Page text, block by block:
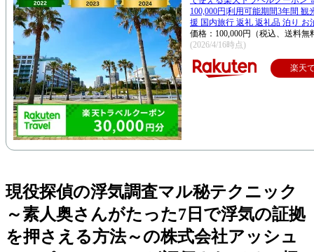
100,000円|利用可能期間3年間 観
援 国内旅行 返礼 返礼品 泊り お
価格：100,000円（税込、送料無
(2026/4/16時点)
楽天
現役探偵の浮気調査マル秘テクニック
～素人奥さんがたった7日で浮気の証拠
を押さえる方法～の株式会社アッシュ